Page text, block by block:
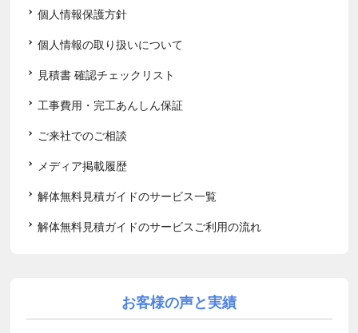
個人情報保護方針
個人情報の取り扱いについて
見積書 確認チェックリスト
工事費用・完工あんしん保証
ご来社でのご相談
メディア掲載履歴
解体無料見積ガイドのサービス一覧
解体無料見積ガイドのサービスご利用の流れ
お客様の声と実績